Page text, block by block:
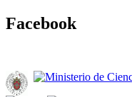
Facebook